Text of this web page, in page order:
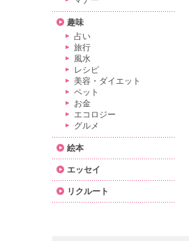
趣味
占い
旅行
風水
レシピ
美容・ダイエット
ペット
お金
エコロジー
グルメ
絵本
エッセイ
リクルート